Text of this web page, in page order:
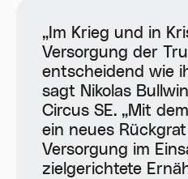
„Im Krieg und in
Versorgung der
entscheidend wie
sagt Nikolas
Circus SE. „Mit
ein neues
Versorgung im
zielgerichtete